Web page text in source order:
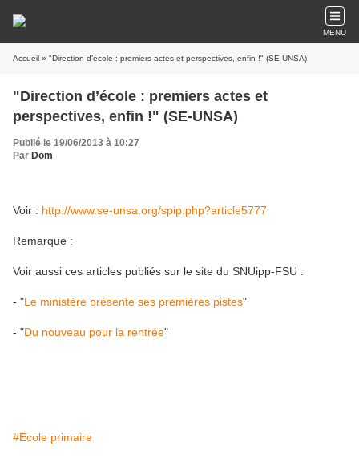
MENU
Accueil » "Direction d’école : premiers actes et perspectives, enfin !" (SE-UNSA)
"Direction d’école : premiers actes et
perspectives, enfin !" (SE-UNSA)
Publié le 19/06/2013 à 10:27
Par Dom
Voir : http://www.se-unsa.org/spip.php?article5777
Remarque :
Voir aussi ces articles publiés sur le site du SNUipp-FSU :
- "Le ministère présente ses premières pistes"
- "Du nouveau pour la rentrée"
#Ecole primaire